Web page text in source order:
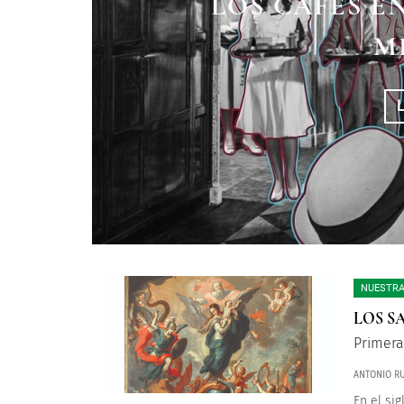
SAN ANTONIO
LOS
ANTONIO
En el